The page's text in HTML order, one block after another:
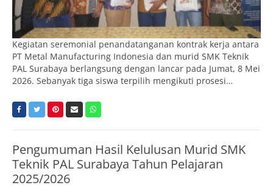
Kegiatan seremonial penandatanganan kontrak kerja antara
PT Metal Manufacturing Indonesia dan murid SMK Teknik
PAL Surabaya berlangsung dengan lancar pada Jumat, 8 Mei
2026. Sebanyak tiga siswa terpilih mengikuti prosesi…
Pengumuman Hasil Kelulusan Murid SMK
Teknik PAL Surabaya Tahun Pelajaran
2025/2026